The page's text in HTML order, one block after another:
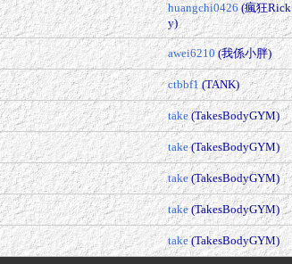
huangchi0426 (瘋狂Rick
y)
awei6210 (我係小胖)
ctbbf1 (TANK)
take (TakesBodyGYM)
take (TakesBodyGYM)
take (TakesBodyGYM)
take (TakesBodyGYM)
take (TakesBodyGYM)